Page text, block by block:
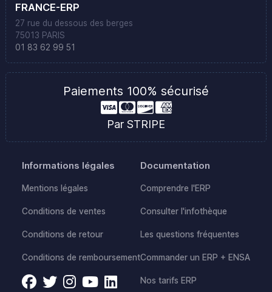
FRANCE-ERP
27 rue du dessous des berges
75013 PARIS
01 83 62 99 51
Paiements 100% sécurisé
Par STRIPE
Informations légales
Mentions légales
Conditions de ventes
Conditions de retour
Conditions de remboursement
Documentation
Comprendre l'ERP
Consulter l'infothèque
Les questions fréquentes
Commander un ERP + ENSA
Nos tarifs ERP